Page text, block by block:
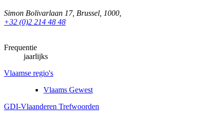
Simon Bolivarlaan 17, Brussel 1000
+32 (0)2 214 48 48
Frequentie
jaarlijks
Vlaamse regio's
Vlaams Gewest
GDI-Vlaanderen Trefwoorden